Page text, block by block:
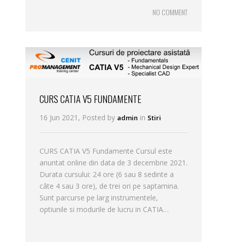
NO COMMENT
CURS CATIA V5 FUNDAMENTE
16 Jun 2021, Posted by admin in Stiri
CURS CATIA V5 Fundamente Cursul este
anuntat online din data de 3 decembrie 2021.
Durata cursului: 24 ore (6 sau 8 sedinte a
câte 4 sau 3 ore), de trei ori pe saptamina.
Sunt parcurse pe larg instrumentele,
optiunile si modurile de lucru in CATIA…